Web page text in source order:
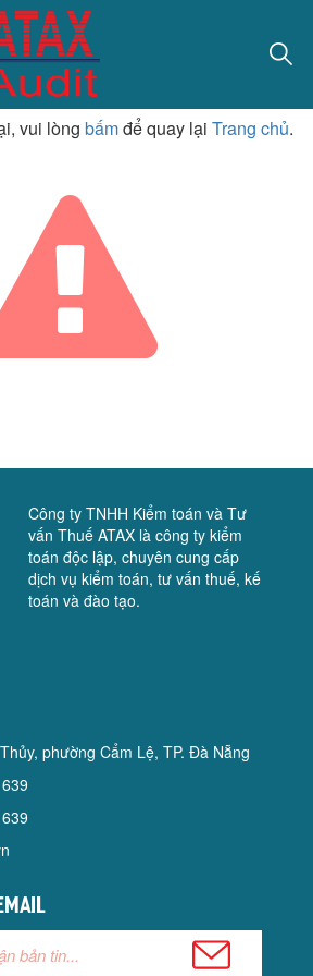
vui lòng bấmđể quay lại Trang chủ.
Công ty TNHH Kiểm toán và Tư
vấn Thuế ATAX là công ty kiểm
toán độc lập, chuyên cung cấp
dịch vụ kiểm toán, tư vấn thuế, kế
toán và đào tạo.
phường Cẩm Lệ, TP. Đà Nẵng